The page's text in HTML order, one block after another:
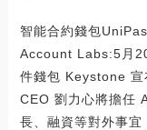
智能合約錢包
Account Labs:5月
件錢包 Keystone
CEO 劉力心將擔任
長、融資等對外事